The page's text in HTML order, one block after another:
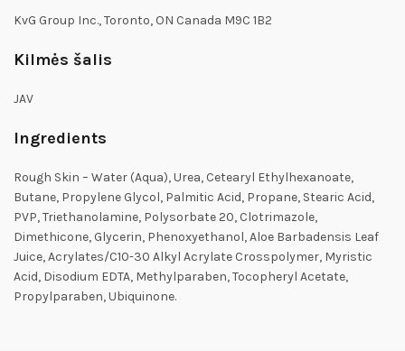
KvG Group Inc., Toronto, ON Canada M9C 1B2
Kilmės šalis
JAV
Ingredients
Rough Skin – Water (Aqua), Urea, Cetearyl Ethylhexanoate,
Butane, Propylene Glycol, Palmitic Acid, Propane, Stearic Acid,
PVP, Triethanolamine, Polysorbate 20, Clotrimazole,
Dimethicone, Glycerin, Phenoxyethanol, Aloe Barbadensis Leaf
Juice, Acrylates/C10-30 Alkyl Acrylate Crosspolymer, Myristic
Acid, Disodium EDTA, Methylparaben, Tocopheryl Acetate,
Propylparaben, Ubiquinone.